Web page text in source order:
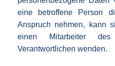
eine betroffene Person
Anspruch nehmen, kann
einen Mitarbeiter
Verantwortlichen wenden.